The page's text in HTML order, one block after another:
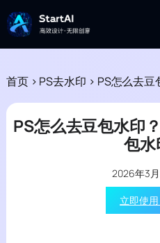
首页 > PS去水印 > PS怎么去豆包
PS怎么去豆包水印
包水
2026年3
立即使